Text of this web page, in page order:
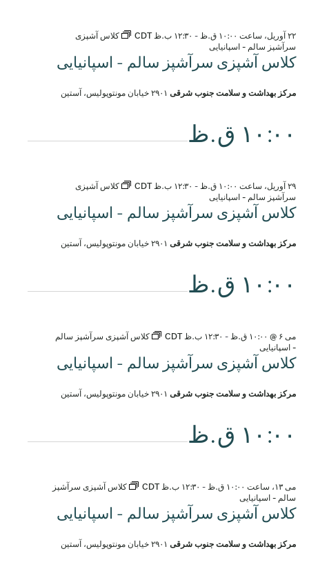
کلاس آشپزی سرآشپز سالم - اسپانیایی
۲۲ آوریل، ساعت ۱۰:۰۰ ق.ظ - ۱۲:۳۰ ب.ظ CDT
کلاس آشپزی
سرآشپز سالم - اسپانیایی
مرکز بهداشت و سلامت جنوب شرقی ۲۹۰۱ خیابان مونتوپولیس، آستین
۱۰:۰۰ ق.ظ
کلاس آشپزی سرآشپز سالم - اسپانیایی
۲۹ آوریل، ساعت ۱۰:۰۰ ق.ظ - ۱۲:۳۰ ب.ظ CDT
کلاس آشپزی
سرآشپز سالم - اسپانیایی
مرکز بهداشت و سلامت جنوب شرقی ۲۹۰۱ خیابان مونتوپولیس، آستین
۱۰:۰۰ ق.ظ
کلاس آشپزی سرآشپز سالم - اسپانیایی
می ۶ @ ۱۰:۰۰ ق.ظ - ۱۲:۳۰ ب.ظ CDT
کلاس آشپزی سرآشپز سالم
- اسپانیایی
مرکز بهداشت و سلامت جنوب شرقی ۲۹۰۱ خیابان مونتوپولیس، آستین
۱۰:۰۰ ق.ظ
کلاس آشپزی سرآشپز سالم - اسپانیایی
می ۱۳، ساعت ۱۰:۰۰ ق.ظ - ۱۲:۳۰ ب.ظ CDT
کلاس آشپزی سرآشپز
سالم - اسپانیایی
مرکز بهداشت و سلامت جنوب شرقی ۲۹۰۱ خیابان مونتوپولیس، آستین